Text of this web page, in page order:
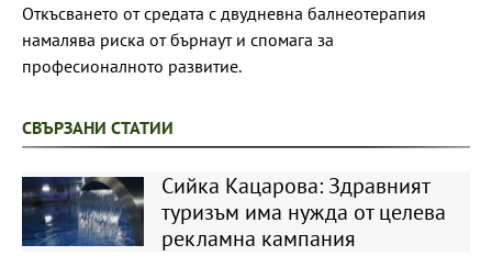
Откъсването от средата с двудневна балнеотерапия
намалява риска от бърнаут и спомага за
професионалното развитие.
СВЪРЗАНИ СТАТИИ
Сийка Кацарова: Здравният
туризъм има нужда от целева
рекламна кампания